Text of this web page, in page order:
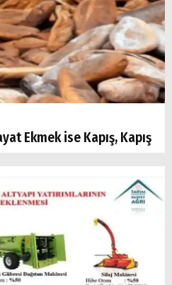
Ekmek ise Kapış, Kapış